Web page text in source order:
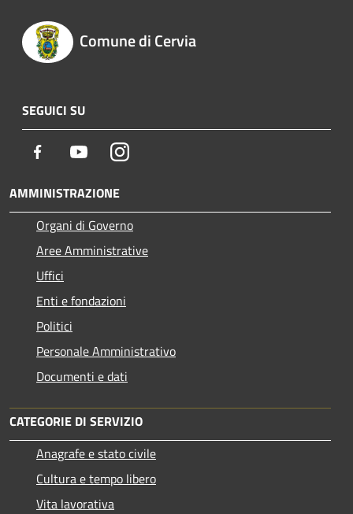
Comune di Cervia
SEGUICI SU
Facebook YoutubeInstagram
AMMINISTRAZIONE
Organi di Governo
Aree Amministrative
Uffici
Enti e fondazioni
Politici
Personale Amministrativo
Documenti e dati
CATEGORIE DI SERVIZIO
Anagrafe e stato civile
Cultura e tempo libero
Vita lavorativa